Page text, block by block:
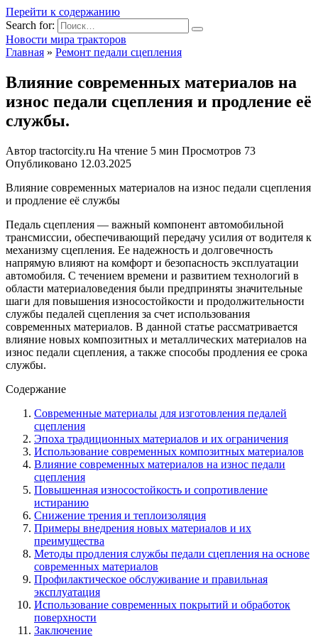
Перейти к содержанию
Search for:
Новости мира тракторов
Главная » Ремонт педали сцепления
Влияние современных материалов на
износ педали сцепления и продление её
службы.
Автор tractorcity.ru На чтение 5 мин Просмотров 73
Опубликовано 12.03.2025
Влияние современных материалов на износ педали сцепления
и продление её службы
Педаль сцепления — важный компонент автомобильной
трансмиссии, обеспечивающий передачу усилия от водителя к
механизму сцепления. Ее надежность и долговечность
напрямую влияют на комфорт и безопасность эксплуатации
автомобиля. С течением времени и развитием технологий в
области материаловедения были предприняты значительные
шаги для повышения износостойкости и продолжительности
службы педалей сцепления за счет использования
современных материалов. В данной статье рассматривается
влияние новых композитных и металлических материалов на
износ педали сцепления, а также способы продления ее срока
службы.
Содержание
Современные материалы для изготовления педалей
сцепления
Эпоха традиционных материалов и их ограничения
Использование современных композитных материалов
Влияние современных материалов на износ педали
сцепления
Повышенная износостойкость и сопротивление
истиранию
Снижение трения и теплоизоляция
Примеры внедрения новых материалов и их
преимущества
Методы продления службы педали сцепления на основе
современных материалов
Профилактическое обслуживание и правильная
эксплуатация
Использование современных покрытий и обработок
поверхности
Заключение